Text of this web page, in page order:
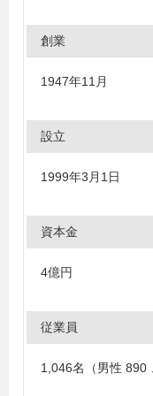
創業
1947年11月
設立
1999年3月1日
資本金
4億円
従業員
1,046名（男性 890